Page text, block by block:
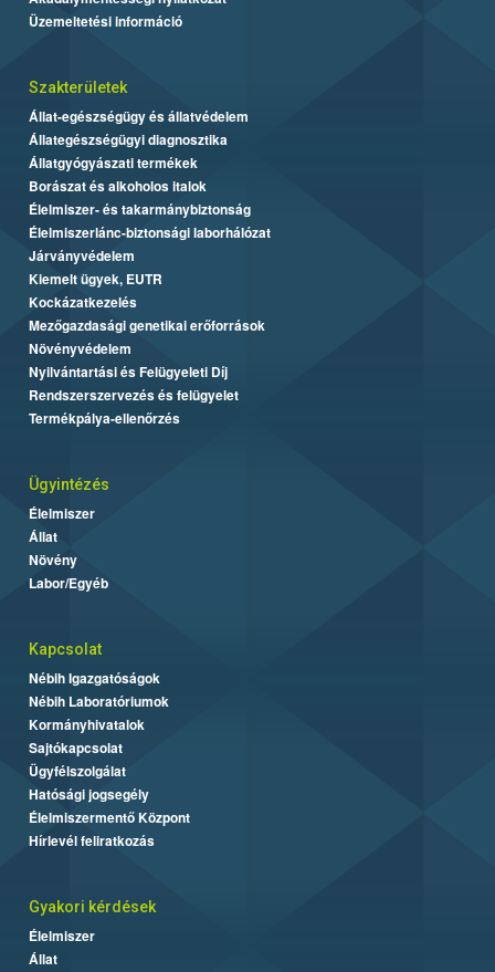
Üzemeltetési információ
Szakterületek
Állat-egészségügy és állatvédelem
Állategészségügyi diagnosztika
Állatgyógyászati termékek
Borászat és alkoholos italok
Élelmiszer- és takarmánybiztonság
Élelmiszerlánc-biztonsági laborhálózat
Járványvédelem
Kiemelt ügyek, EUTR
Kockázatkezelés
Mezőgazdasági genetikai erőforrások
Növényvédelem
Nyilvántartási és Felügyeleti Díj
Rendszerszervezés és felügyelet
Termékpálya-ellenőrzés
Ügyintézés
Élelmiszer
Állat
Növény
Labor/Egyéb
Kapcsolat
Nébih Igazgatóságok
Nébih Laboratóriumok
Kormányhivatalok
Sajtókapcsolat
Ügyfélszolgálat
Hatósági jogsegély
Élelmiszermentő Központ
Hírlevél feliratkozás
Gyakori kérdések
Élelmiszer
Állat